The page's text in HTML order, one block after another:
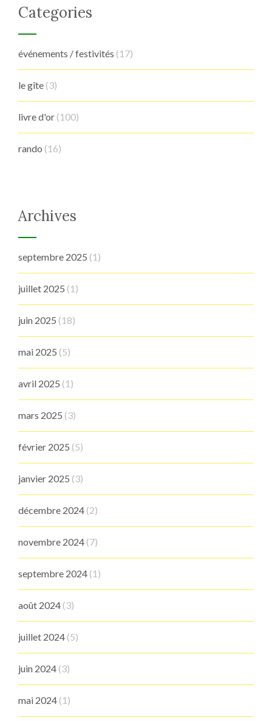
Categories
événements / festivités (17)
le gîte (3)
livre d'or (100)
rando (16)
Archives
septembre 2025 (1)
juillet 2025 (1)
juin 2025 (18)
mai 2025 (5)
avril 2025 (1)
mars 2025 (3)
février 2025 (5)
janvier 2025 (3)
décembre 2024 (2)
novembre 2024 (7)
septembre 2024 (1)
août 2024 (3)
juillet 2024 (5)
juin 2024 (3)
mai 2024 (1)